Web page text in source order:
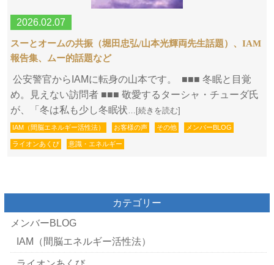
2026.02.07
スーとオームの共振（堀田忠弘/山本光輝両先生話題）、IAM
報告集、ムー的話題など
公安警官からIAMに転身の山本です。 ■■■ 冬眠と目覚
め。見えない訪問者 ■■■ 敬愛するターシャ・チューダ氏
が、「冬は私も少し冬眠状…[続きを読む]
IAM（間脳エネルギー活性法） お客様の声 その他 メンバーBLOG
ライオンあくび 意識・エネルギー
カテゴリー
メンバーBLOG
IAM（間脳エネルギー活性法）